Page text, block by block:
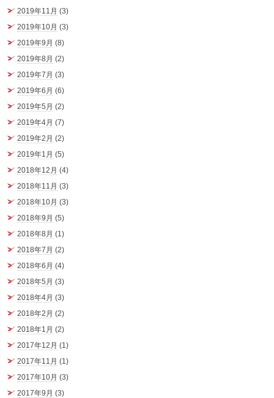
2019年11月 (3)
2019年10月 (3)
2019年9月 (8)
2019年8月 (2)
2019年7月 (3)
2019年6月 (6)
2019年5月 (2)
2019年4月 (7)
2019年2月 (2)
2019年1月 (5)
2018年12月 (4)
2018年11月 (3)
2018年10月 (3)
2018年9月 (5)
2018年8月 (1)
2018年7月 (2)
2018年6月 (4)
2018年5月 (3)
2018年4月 (3)
2018年2月 (2)
2018年1月 (2)
2017年12月 (1)
2017年11月 (1)
2017年10月 (3)
2017年9月 (3)